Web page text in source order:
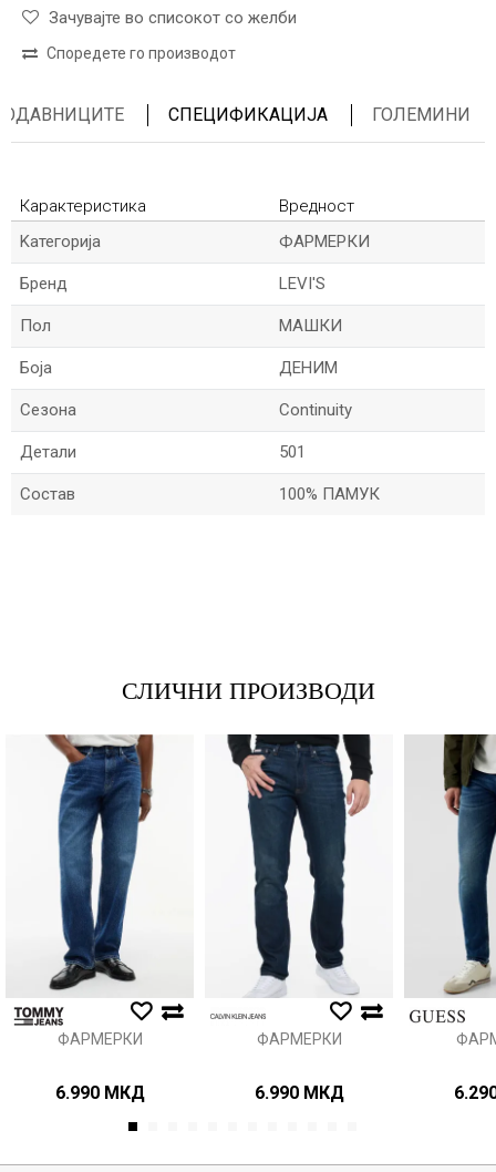
Зачувајте во списокот со желби
Споредете го производот
СПЕЦИФИКАЦИЈА ГОЛЕМИНИ
Карактеристика
Вредност
Kатегорија
ФАРМЕРКИ
Бренд LEVI'S
Пол МАШКИ
Боја ДЕНИМ
Сезона Continuity
Детали 501
Состав 100% ПАМУК
Порака
Анти спам заштита - пресметајте колку е 2 + 3 :
СЛИЧНИ ПРОИЗВОДИ
ФАРМЕРКИ
6.990 МКД
ФАРМЕРКИ
6.990 МКД
1